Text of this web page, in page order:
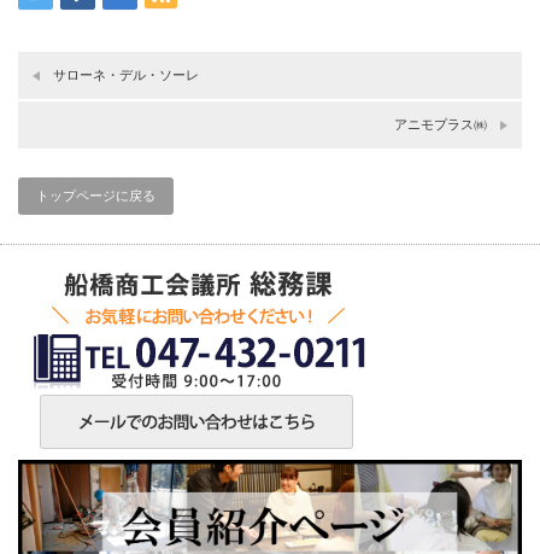
サローネ・デル・ソーレ
アニモプラス㈱
トップページに戻る